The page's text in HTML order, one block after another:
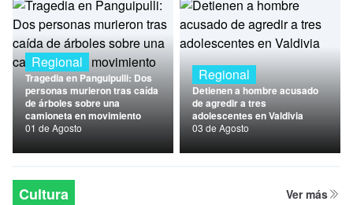
Deportes
Economía
Entrevistas
Nacional
Política
Regional
Regional
Tragedia en Panguipulli: Dos
personas murieron tras caída
de árboles sobre una
camioneta en movimiento
01 de Agosto
Regional
Detienen a hombre acusado
de agredir a tres
adolescentes en Valdivia
03 de Agosto
Cultura Ver más